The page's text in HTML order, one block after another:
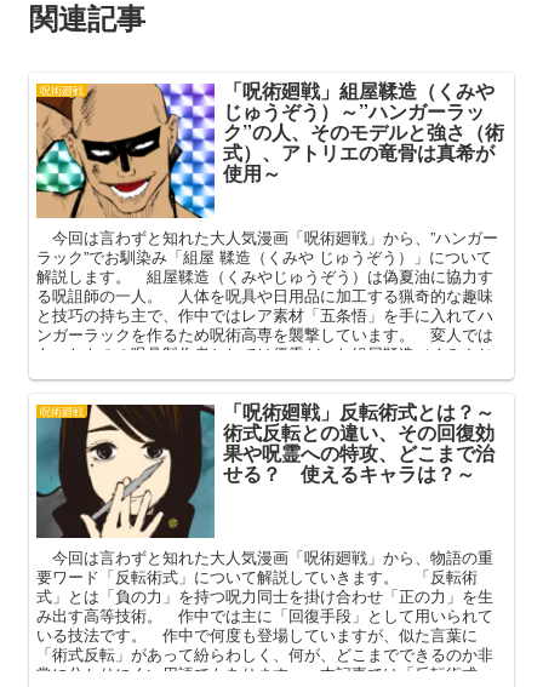
関連記事
呪術廻戦 「呪術廻戦」組屋鞣造（くみや
じゅうぞう）～”ハンガーラッ
ク”の人、そのモデルと強さ（術
式）、アトリエの竜骨は真希が
使用～
今回は言わずと知れた大人気漫画「呪術廻戦」から、”ハンガー
ラック”でお馴染み「組屋 鞣造（くみや じゅうぞう）」について
解説します。 組屋鞣造（くみやじゅうぞう）は偽夏油に協力す
る呪詛師の一人。 人体を呪具や日用品に加工する猟奇的な趣味
と技巧の持ち主で、作中ではレア素材「五条悟」を手に入れてハ
ンガーラックを作るため呪術高専を襲撃しています。 変人では
あったものの呪具製作者としては優秀だった組屋鞣造（くみやじ
呪術廻戦 「呪術廻戦」反転術式とは？～
術式反転との違い、その回復効
果や呪霊への特攻、どこまで治
せる？ 使えるキャラは？～
今回は言わずと知れた大人気漫画「呪術廻戦」から、物語の重
要ワード「反転術式」について解説していきます。 「反転術
式」とは「負の力」を持つ呪力同士を掛け合わせ「正の力」を生
み出す高等技術。 作中では主に「回復手段」として用いられて
いる技法です。 作中で何度も登場していますが、似た言葉に
「術式反転」があって紛らわしく、何が、どこまでできるのか非
常に分かりにくい用語でもあります。 本記事では「反転術式」